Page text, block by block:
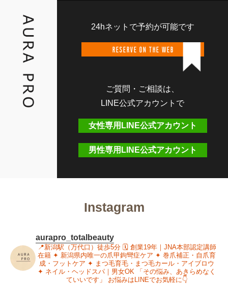
24hネットで予約が可能です
RESERVE ON THE WEB
ご質問・ご相談は、
LINE公式アカウントで
女性専用LINE公式アカウント
男性専用LINE公式アカウント
Instagram
aurapro_totalbeauty
📍新潟駅（万代口）徒歩5分🗓 創業19年｜JNA本部認定講師
在籍 ✦ 新潟県内唯一の爪甲鉤彎症ケア ✦ 巻爪補正・自爪育
成・フットケア ✦ まつ毛育毛・まつ毛カール・アイブロウ
✦ ネイル・ヘッドスパ｜男女OK 「その悩み、あきらめなく
ていいです」
お悩みはLINEでお気軽に👇